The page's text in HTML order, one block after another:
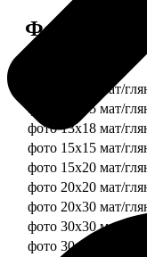
Форматы и
фото 10х10 мат/
фото 10х15 мат/
фото 13х18 мат/
фото 15х15 мат/
фото 15х20 мат/
фото 20х20 мат/
фото 20х30 мат/
фото 30х30 мат/
фото 30х40 мат/